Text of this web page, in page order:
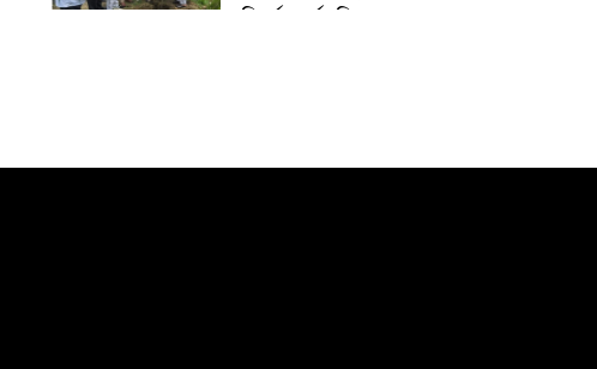
পরিচর্যা কর্মসূচি